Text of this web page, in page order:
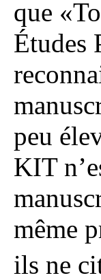
que
Études
peu
KIT
même
ils ne